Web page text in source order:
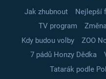
Jak zhubnout Nejlepší
TV program
Kdy budou volby
ZOO
7 pádů Honzy Dědka
Tatarák podle